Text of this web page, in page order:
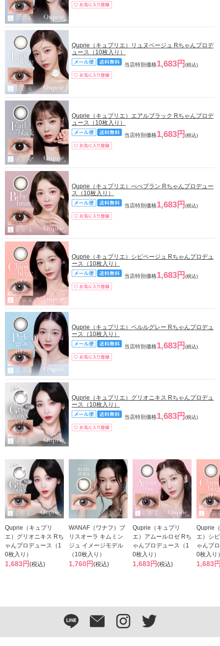
Quprie（キュプリエ）リュヌベージュ Rちゃんプロデ
ュース（10枚入り）
当店特別価格1,683円 (税込)
Quprie（キュプリエ）エアルブラック Rちゃんプロデ
ュース（10枚入り）
当店特別価格1,683円 (税込)
Quprie（キュプリエ）べべブラン Rちゃんプロデュー
ス（10枚入り）
当店特別価格1,683円 (税込)
Quprie（キュプリエ）シピベージュ Rちゃんプロデュ
ース（10枚入り）
当店特別価格1,683円 (税込)
Quprie（キュプリエ）ペルルグレー Rちゃんプロデュ
ース（10枚入り）
当店特別価格1,683円 (税込)
Quprie（キュプリエ）グリオニキス Rちゃんプロデュ
ース（10枚入り）
当店特別価格1,683円 (税込)
Quprie（キュプリ
エ）グリオニキス Rち
ゃんプロデュース（1
0枚入り）
1,683円(税込)
WANAF（ワナフ）ブ
リスオーラ キムミン
ジュ イメージモデル
（10枚入り）
1,760円(税込)
Quprie（キュプリ
エ）アムールロゼ Rち
ゃんプロデュース（1
0枚入り）
1,683円(税込)
Quprie
エ）シ
ゃんプ
0枚入り
1,683